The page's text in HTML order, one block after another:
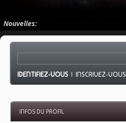
Nouvelles:
IDENTIFIEZ-VOUS |INSCRIVEZ-VOUS
INFOS DU PROFIL